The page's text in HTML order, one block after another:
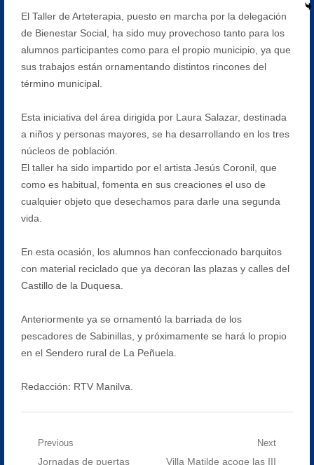
El Taller de Arteterapia, puesto en marcha por la delegación
de Bienestar Social, ha sido muy provechoso tanto para los
alumnos participantes como para el propio municipio, ya que
sus trabajos están ornamentando distintos rincones del
término municipal.
Esta iniciativa del área dirigida por Laura Salazar, destinada
a niños y personas mayores, se ha desarrollando en los tres
núcleos de población.
El taller ha sido impartido por el artista Jesús Coronil, que
como es habitual, fomenta en sus creaciones el uso de
cualquier objeto que desechamos para darle una segunda
vida.
En esta ocasión, los alumnos han confeccionado barquitos
con material reciclado que ya decoran las plazas y calles del
Castillo de la Duquesa.
Anteriormente ya se ornamentó la barriada de los
pescadores de Sabinillas, y próximamente se hará lo propio
en el Sendero rural de La Peñuela.
Redacción: RTV Manilva.
Navegación
Previous
Previous
Jornadas de puertas
Next
Next
Villa Matilde acoge las III